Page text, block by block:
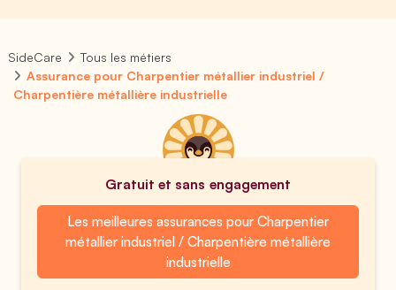
SideCare
Tous les métiers
Assurance pour Charpentier métallier industriel /
Charpentière métallière industrielle
Gratuit et sans engagement
Les meilleures assurances pour Charpentier
métallier industriel / Charpentière métallière
industrielle